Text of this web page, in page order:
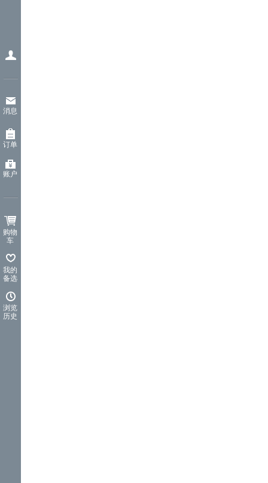
消息
订单
账户
购物
车
我的
备选
浏览
历史